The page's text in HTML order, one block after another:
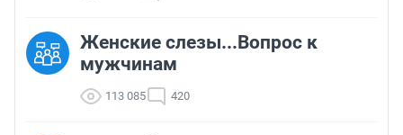
Женские слезы...Вопрос к
мужчинам
113 085 420